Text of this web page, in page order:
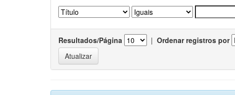
Resultados/Página | Ordenar registros por